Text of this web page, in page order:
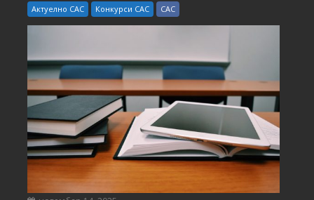
Актуелно САС Конкурси САС САС